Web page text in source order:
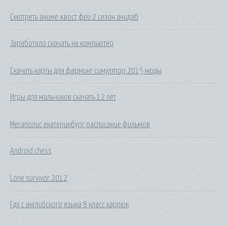
Смотреть аниме хвост феи 2 сезон анидаб
Заработало скачать на компьютер
Скачать карты для фарминг симулятор 2015 моды
Игры для мальчиков скачать 12 лет
Мегаполис екатеринбург расписание фильмов
Android chess
Lone survivor 2012
Гдз с английского языка 8 класс карпюк